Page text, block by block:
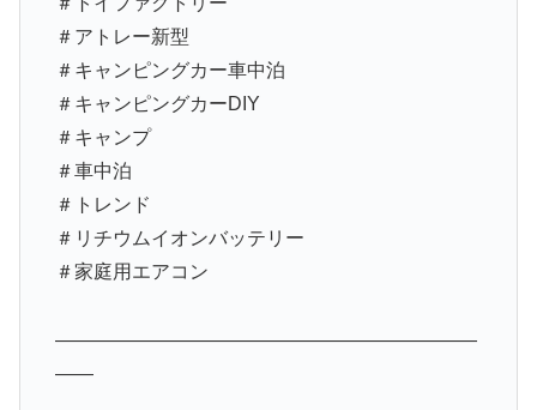
＃アトレー新型
＃キャンピングカー車中泊
＃キャンピングカーDIY
＃キャンプ
＃車中泊
＃トレンド
＃リチウムイオンバッテリー
＃家庭用エアコン
——————————————————————
——